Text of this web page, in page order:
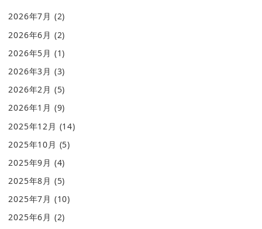
2026年7月 (2)
2026年6月 (2)
2026年5月 (1)
2026年3月 (3)
2026年2月 (5)
2026年1月 (9)
2025年12月 (14)
2025年10月 (5)
2025年9月 (4)
2025年8月 (5)
2025年7月 (10)
2025年6月 (2)